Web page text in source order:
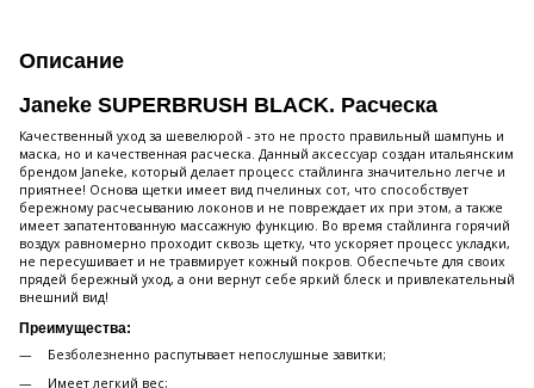
Описание
Janeke SUPERBRUSH BLACK. Расческа
Качественный уход за шевелюрой - это не просто правильный шампунь и
маска, но и качественная расческа. Данный аксессуар создан итальянским
брендом Janeke, который делает процесс стайлинга значительно легче и
приятнее! Основа щетки имеет вид пчелиных сот, что способствует
бережному расчесыванию локонов и не повреждает их при этом, а также
имеет запатентованную массажную функцию. Во время стайлинга горячий
воздух равномерно проходит сквозь щетку, что ускоряет процесс укладки,
не пересушивает и не травмирует кожный покров. Обеспечьте для своих
прядей бережный уход, а они вернут себе яркий блеск и привлекательный
внешний вид!
Преимущества:
Безболезненно распутывает непослушные завитки;
Имеет легкий вес;